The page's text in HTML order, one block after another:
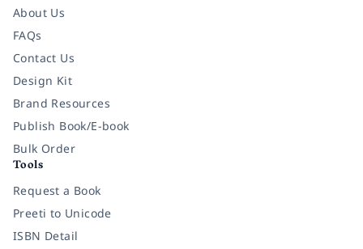
About Us
FAQs
Contact Us
Design Kit
Brand Resources
Publish Book/E-book
Bulk Order
Tools
Request a Book
Preeti to Unicode
ISBN Detail